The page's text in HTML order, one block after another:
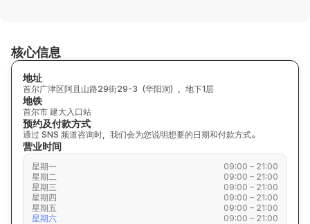
核心信息
地址
首尔广津区阿且山路29街29-3（华阳洞），地下1层
地铁
首尔市 建大入口站
预约及付款方式
通过 SNS 频道咨询时，我们会为您说明想要的日期和付款方式。
营业时间
星期一
09:00 – 21:00
星期二
09:00 – 21:00
星期三
09:00 – 21:00
星期四
09:00 – 21:00
星期五
09:00 – 21:00
星期六
09:00 – 21:00